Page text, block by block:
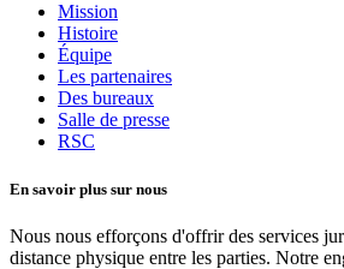
Mission
Histoire
Équipe
Les partenaires
Des bureaux
Salle de presse
RSC
En savoir plus sur nous
Nous nous efforçons d'offrir des services
distance physique entre les parties. Notre